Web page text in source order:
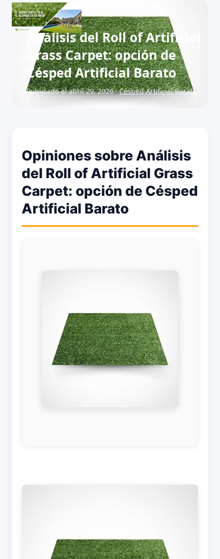
Análisis del Roll of Artificial
Grass Carpet: opción de
Césped Artificial Barato
Publicado el abril 29, 2026 ·Césped Artificial Barato
Opiniones sobre Análisis
del Roll of Artificial Grass
Carpet: opción de Césped
Artificial Barato